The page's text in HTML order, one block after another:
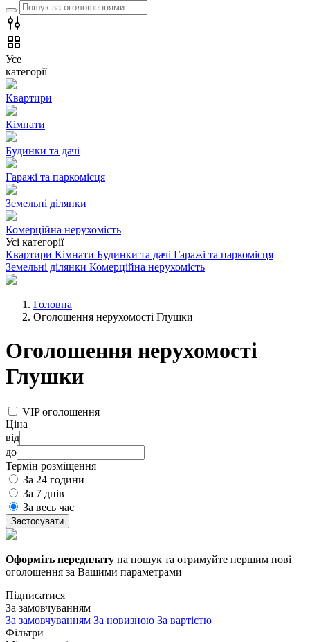
Усе
категорії
Квартири
Кімнати
Будинки та дачі
Гаражі та паркомісця
Земельні ділянки
Комерційна нерухомість
Усі категорії
Квартири Кімнати Будинки та дачі Гаражі та паркомісця
Земельні ділянки Комерційна нерухомість
Головна
Оголошення нерухомості Глушки
Оголошення нерухомості
Глушки
VIP оголошення
Ціна
від
до
Термін розміщення
За 24 години
За 7 днів
За весь час
Застосувати
Оформіть передплату на пошук та отримуйте першим нові
оголошення за Вашими параметрами
Підписатися
За замовчуванням
За замовчуванням За новизною За вартістю
Фільтри